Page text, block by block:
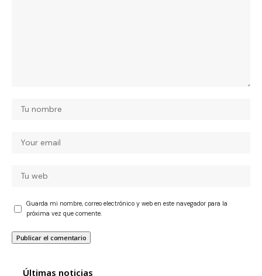
Guarda mi nombre, correo electrónico y web en este navegador para la
próxima vez que comente.
Últimas noticias